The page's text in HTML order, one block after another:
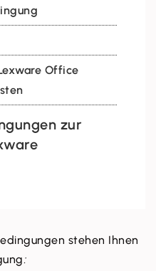
Office
zur
stehen Ihnen
: